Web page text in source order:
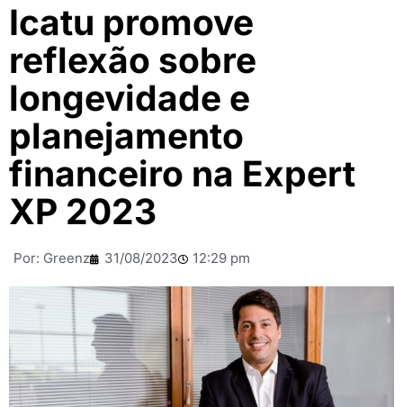
Icatu promove
reflexão sobre
longevidade e
planejamento
financeiro na Expert
XP 2023
Por: Greenz 31/08/2023 12:29 pm